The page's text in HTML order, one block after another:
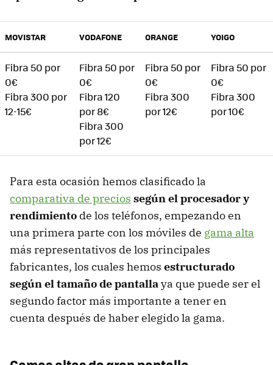
MOVISTAR VODAFONE ORANGE YOIGO
Fibra 50 por
0€
Fibra 300 por
12-15€
Fibra 50 por
0€
Fibra 120
por 8€
Fibra 300
por 12€
Fibra 50 por
0€
Fibra 300
por 12€
Fibra 50 por
0€
Fibra 300
por 10€
Para esta ocasión hemos clasificado la
comparativa de precios según el procesador y
rendimiento de los teléfonos, empezando en
una primera parte con los móviles de gama alta
más representativos de los principales
fabricantes, los cuales hemos estructurado
según el tamaño de pantallaya que puede ser el
segundo factor más importante a tener en
cuenta después de haber elegido la gama.